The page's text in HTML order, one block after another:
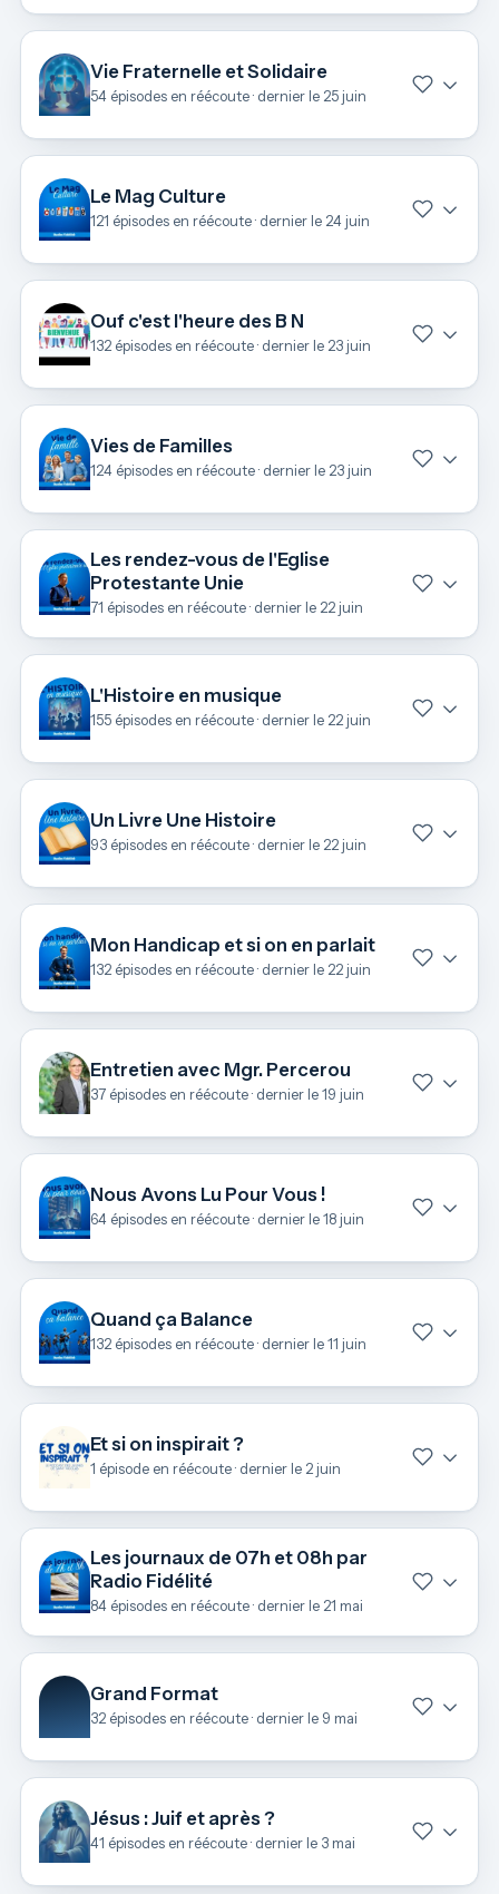
Vie Fraternelle et Solidaire
54 épisodes en réécoute · dernier le 25 juin
Le Mag Culture
121 épisodes en réécoute · dernier le 24 juin
Ouf c'est l'heure des B N
132 épisodes en réécoute · dernier le 23 juin
Vies de Familles
124 épisodes en réécoute · dernier le 23 juin
Les rendez-vous de l'Eglise
Protestante Unie
71 épisodes en réécoute · dernier le 22 juin
L'Histoire en musique
155 épisodes en réécoute · dernier le 22 juin
Un Livre Une Histoire
93 épisodes en réécoute · dernier le 22 juin
Mon Handicap et si on en parlait
132 épisodes en réécoute · dernier le 22 juin
Entretien avec Mgr. Percerou
37 épisodes en réécoute · dernier le 19 juin
Nous Avons Lu Pour Vous !
64 épisodes en réécoute · dernier le 18 juin
Quand ça Balance
132 épisodes en réécoute · dernier le 11 juin
Et si on inspirait ?
1 épisode en réécoute · dernier le 2 juin
Les journaux de 07h et 08h par
Radio Fidélité
84 épisodes en réécoute · dernier le 21 mai
Grand Format
32 épisodes en réécoute · dernier le 9 mai
Jésus : Juif et après ?
41 épisodes en réécoute · dernier le 3 mai